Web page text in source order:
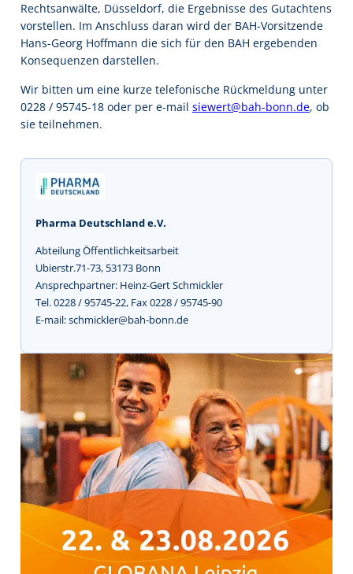
Rechtsanwälte, Düsseldorf, die Ergebnisse des Gutachtens
vorstellen. Im Anschluss daran wird der BAH-Vorsitzende
Hans-Georg Hoffmann die sich für den BAH ergebenden
Konsequenzen darstellen.
Wir bitten um eine kurze telefonische Rückmeldung unter
0228 / 95745-18 oder per e-mail siewert@bah-bonn.de, ob
sie teilnehmen.
Pharma Deutschland e.V.
Abteilung Öffentlichkeitsarbeit
Ubierstr.71-73, 53173 Bonn
Ansprechpartner: Heinz-Gert Schmickler
Tel. 0228 / 95745-22, Fax 0228 / 95745-90
E-mail: schmickler@bah-bonn.de